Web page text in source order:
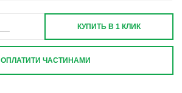
КУПИТЬ В 1 КЛИК
ОПЛАТИТИ ЧАСТИНАМИ